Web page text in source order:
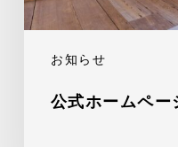
お知らせ
公式ホームペー